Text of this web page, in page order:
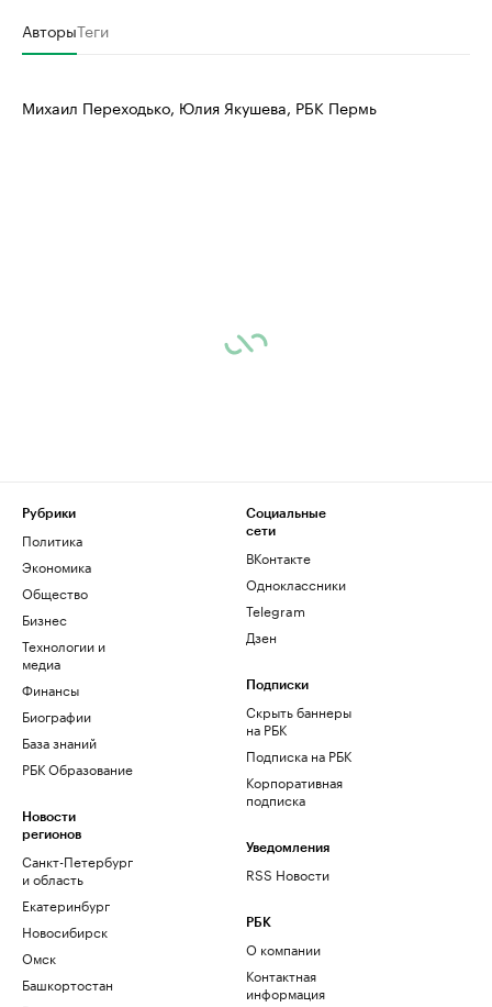
АвторыТеги
Михаил Переходько, Юлия Якушева, РБК Пермь
Рубрики
Политика
Экономика
Общество
Бизнес
Технологии и
медиа
Финансы
Биографии
База знаний
РБК Образование
Новости
регионов
Санкт-Петербург
и область
Екатеринбург
Новосибирск
Омск
Башкортостан
Социальные
сети
ВКонтакте
Одноклассники
Telegram
Дзен
Подписки
Скрыть баннеры
на РБК
Подписка на РБК
Корпоративная
подписка
Уведомления
RSS Новости
РБК
О компании
Контактная
информация